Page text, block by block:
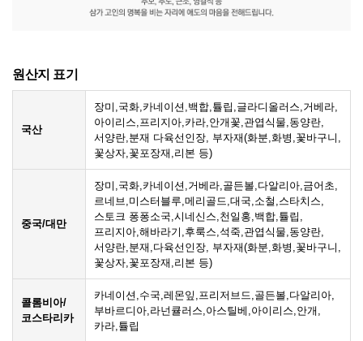
원산지 표기
국산
장미,국화,카네이션,백합,튤립,글라디올러스,거베라,
아이리스,프리지아,카라,안개꽃,관엽식물,동양란,
서양란,분재 다육선인장, 부자재(화분,화병,꽃바구니,
꽃상자,꽃포장재,리본 등)
중국/대만
장미,국화,카네이션,거베라,골든볼,다알리아,금어초,
르네브,미스터블루,메리골드,대국,소철,스타치스,
스토크 퐁퐁소국,시네신스,천일홍,백합,튤립,
프리지아,해바라기,후룩스,석죽,관엽식물,동양란,
서양란,분재,다육선인장, 부자재(화분,화병,꽃바구니,
꽃상자,꽃포장재,리본 등)
콜롬비아/
코스타리카
카네이션,수국,레몬잎,프리저브드,골든볼,다알리아,
부바르디아,라넌큘러스,아스틸베,아이리스,안개,
카라,튤립